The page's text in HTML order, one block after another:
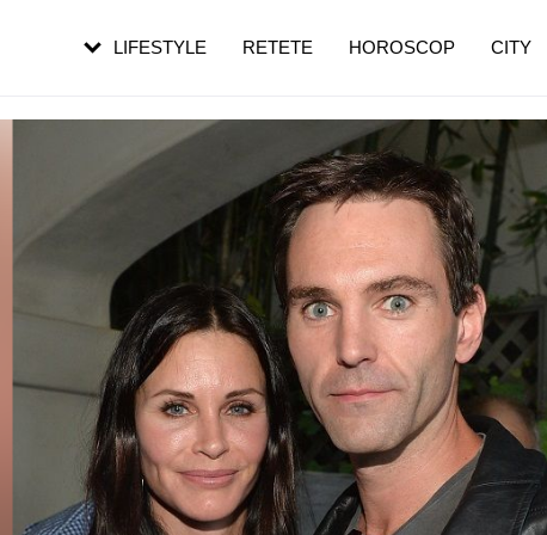
LIFESTYLE RETETE HOROSCOP CITY
pe măsură ce înaintezi în vârstă